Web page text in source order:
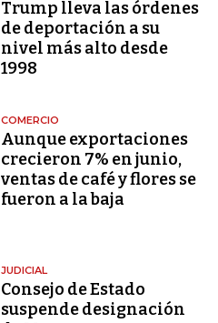
Trump lleva las órdenes
de deportación a su
nivel más alto desde
1998
COMERCIO
Aunque exportaciones
crecieron 7% en junio,
ventas de café y flores se
fueron a la baja
JUDICIAL
Consejo de Estado
suspende designación